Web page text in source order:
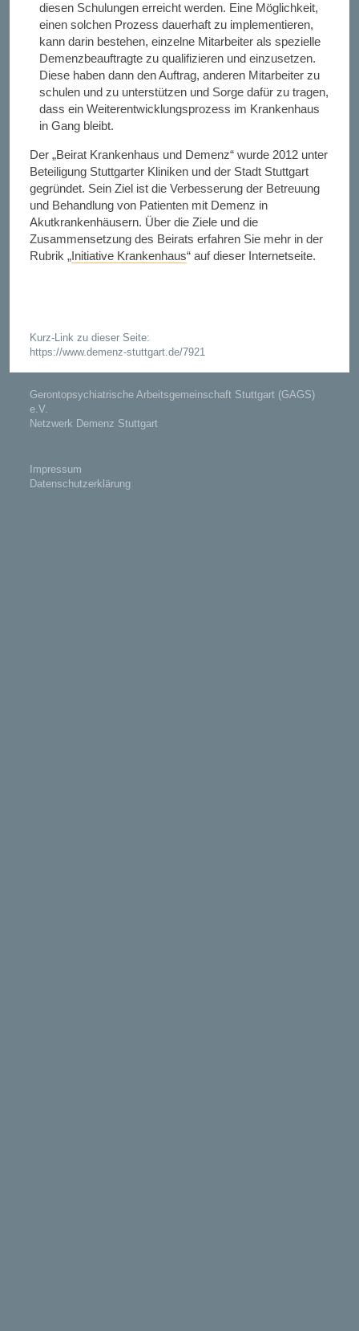
diesen Schulungen erreicht werden. Eine Möglichkeit,
einen solchen Prozess dauerhaft zu implementieren,
kann darin bestehen, einzelne Mitarbeiter als spezielle
Demenzbeauftragte zu qualifizieren und einzusetzen.
Diese haben dann den Auftrag, anderen Mitarbeiter zu
schulen und zu unterstützen und Sorge dafür zu tragen,
dass ein Weiterentwicklungsprozess im Krankenhaus
in Gang bleibt.
Der „Beirat Krankenhaus und Demenz“ wurde 2012 unter
Beteiligung Stuttgarter Kliniken und der Stadt Stuttgart
gegründet. Sein Ziel ist die Verbesserung der Betreuung
und Behandlung von Patienten mit Demenz in
Akutkrankenhäusern. Über die Ziele und die
Zusammensetzung des Beirats erfahren Sie mehr in der
Rubrik „Initiative Krankenhaus“ auf dieser Internetseite.
Kurz-Link zu dieser Seite:
https://www.demenz-stuttgart.de/7921
Gerontopsychiatrische Arbeitsgemeinschaft Stuttgart (GAGS)
e.V.
Netzwerk Demenz Stuttgart
Impressum
Datenschutzerklärung